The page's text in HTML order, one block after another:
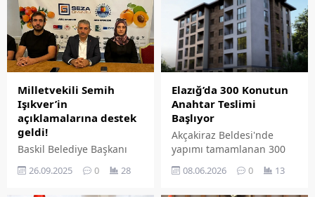
Milletvekili Semih
Işıkver’in
açıklamalarına destek
geldi!
Baskil Belediye Başkanı
Tuncer Turus, Baskil İl
Genel Meclis Üyesi Refik
26.09.2025 0 28
Elazığ’da 300 Konutun
Anahtar Teslimi
Başlıyor
Akçakiraz Beldesi'nde
yapımı tamamlanan 300
afet konutunda anahtar
teslim süreci 8 Haziran
08.06.2026 0 13